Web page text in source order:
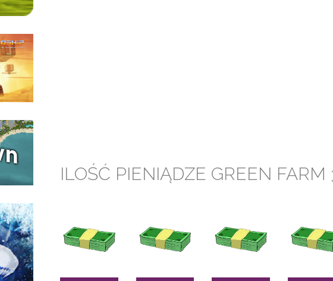
ILOŚĆ PIENIĄDZE GREEN FARM